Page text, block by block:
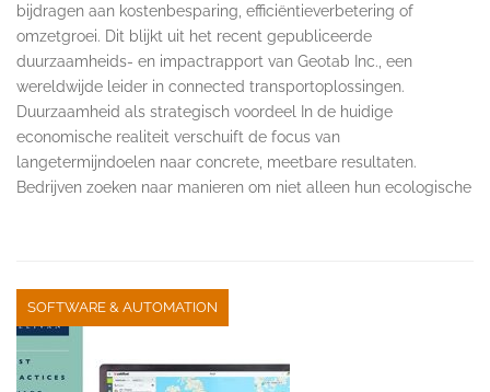
bijdragen aan kostenbesparing, efficiëntieverbetering of
omzetgroei. Dit blijkt uit het recent gepubliceerde
duurzaamheids- en impactrapport van Geotab Inc., een
wereldwijde leider in connected transportoplossingen.
Duurzaamheid als strategisch voordeel In de huidige
economische realiteit verschuift de focus van
langetermijndoelen naar concrete, meetbare resultaten.
Bedrijven zoeken naar manieren om niet alleen hun ecologische
SOFTWARE & AUTOMATION